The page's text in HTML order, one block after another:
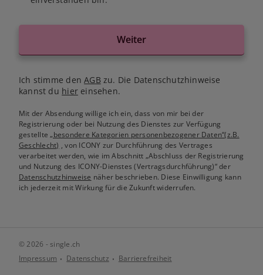
Weiter
Ich stimme denAGB zu. Die Datenschutzhinweise
kannst du hiereinsehen.
Mit der Absendung willige ich ein, dass von mir bei der
Registrierung oder bei Nutzung des Dienstes zur Verfügung
gestellte„besondere Kategorien personenbezogener Daten“(z.B.
Geschlecht) , von ICONY zur Durchführung des Vertrages
verarbeitet werden, wie im Abschnitt „Abschluss der Registrierung
und Nutzung des ICONY-Dienstes (Vertragsdurchführung)“ der
Datenschutzhinweise näher beschrieben. Diese Einwilligung kann
ich jederzeit mit Wirkung für die Zukunft widerrufen.
© 2026 - single.ch
Impressum
Datenschutz Barrierefreiheit